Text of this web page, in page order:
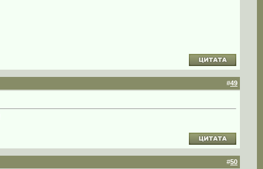
#49
#50